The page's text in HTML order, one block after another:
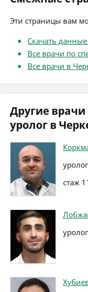
Эти страницы вам
Скачать
Все врачи по
Все врачи в
Другие
уролог в
уролог
стаж
уролог